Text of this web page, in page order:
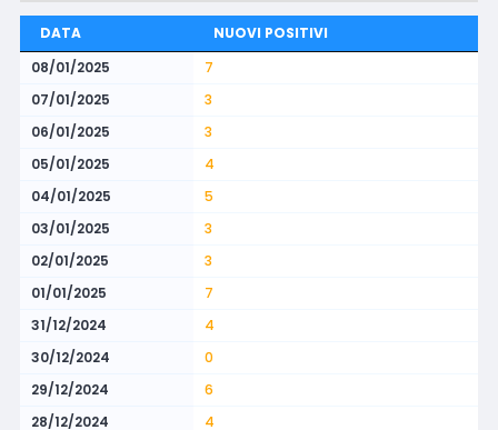
DATA
NUOVI POSITIVI
08/01/2025
7
07/01/2025
3
06/01/2025
3
05/01/2025
4
04/01/2025
5
03/01/2025
3
02/01/2025
3
01/01/2025
7
31/12/2024
4
30/12/2024
0
29/12/2024
6
28/12/2024
4